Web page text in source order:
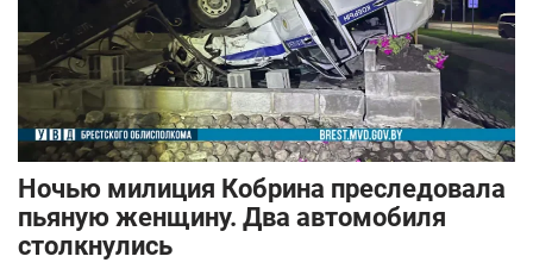
Ночью милиция Кобрина преследовала
пьяную женщину. Два автомобиля
столкнулись